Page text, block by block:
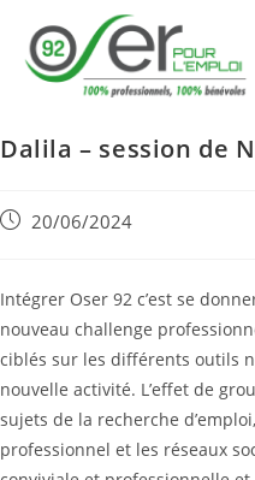
Dalila – session de
20/06/2024
Intégrer Oser 92 c’est se
nouveau challenge
ciblés sur les différents outils
nouvelle activité. L’effet de
sujets de la recherche
professionnel et les réseaux